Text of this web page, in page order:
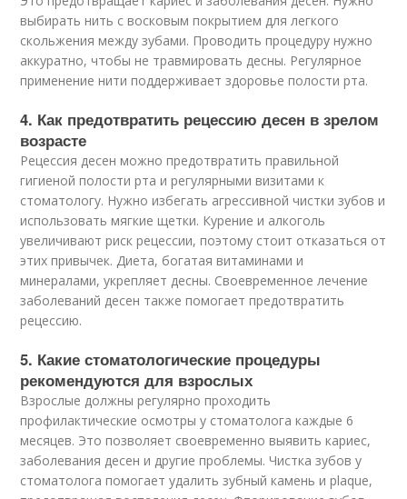
выбирать нить с восковым покрытием для легкого
скольжения между зубами. Проводить процедуру нужно
аккуратно, чтобы не травмировать десны. Регулярное
применение нити поддерживает здоровье полости рта.
4. Как предотвратить рецессию десен в зрелом
возрасте
Рецессия десен можно предотвратить правильной
гигиеной полости рта и регулярными визитами к
стоматологу. Нужно избегать агрессивной чистки зубов и
использовать мягкие щетки. Курение и алкоголь
увеличивают риск рецессии, поэтому стоит отказаться от
этих привычек. Диета, богатая витаминами и
минералами, укрепляет десны. Своевременное лечение
заболеваний десен также помогает предотвратить
рецессию.
5. Какие стоматологические процедуры
рекомендуются для взрослых
Взрослые должны регулярно проходить
профилактические осмотры у стоматолога каждые 6
месяцев. Это позволяет своевременно выявить кариес,
заболевания десен и другие проблемы. Чистка зубов у
стоматолога помогает удалить зубный камень и plaque,